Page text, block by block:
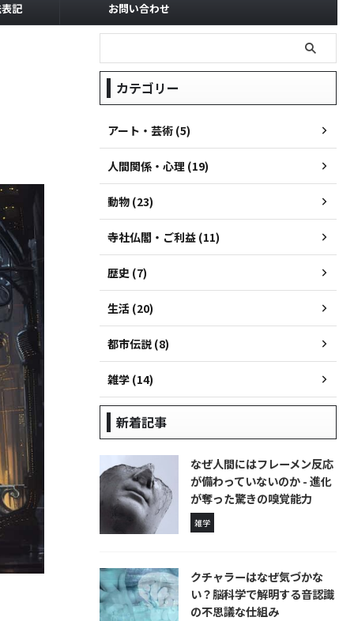
記 お問い合わせ
カテゴリー
アート・芸術 (5)
人間関係・心理 (19)
動物 (23)
寺社仏閣・ご利益 (11)
歴史 (7)
生活 (20)
都市伝説 (8)
雑学 (14)
新着記事
なぜ人間にはフレーメン反応
が備わっていないのか - 進化
が奪った驚きの嗅覚能力
雑学
クチャラーはなぜ気づかな
い？脳科学で解明する音認識
の不思議な仕組み